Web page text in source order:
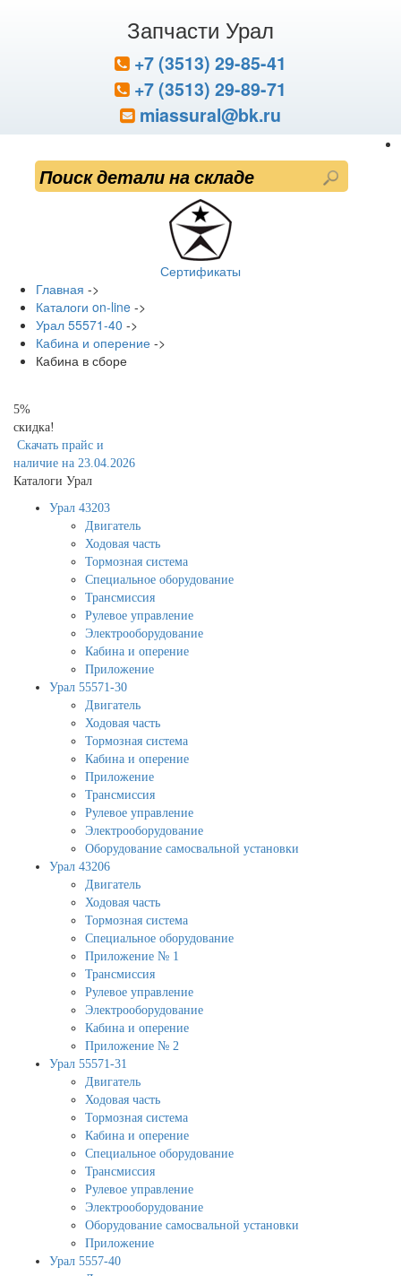
Запчасти Урал
+7 (3513) 29-85-41
+7 (3513) 29-89-71
miassural@bk.ru
Сертификаты
Главная ->
Каталоги on-line ->
Урал 55571-40 ->
Кабина и оперение ->
Кабина в сборе
5%
скидка!
Скачать прайс и
наличие на 23.04.2026
Каталоги Урал
Урал 43203
Двигатель
Ходовая часть
Тормозная система
Специальное оборудование
Трансмиссия
Рулевое управление
Электрооборудование
Кабина и оперение
Приложение
Урал 55571-30
Двигатель
Ходовая часть
Тормозная система
Кабина и оперение
Приложение
Трансмиссия
Рулевое управление
Электрооборудование
Оборудование самосвальной установки
Урал 43206
Двигатель
Ходовая часть
Тормозная система
Специальное оборудование
Приложение № 1
Трансмиссия
Рулевое управление
Электрооборудование
Кабина и оперение
Приложение № 2
Урал 55571-31
Двигатель
Ходовая часть
Тормозная система
Кабина и оперение
Специальное оборудование
Трансмиссия
Рулевое управление
Электрооборудование
Оборудование самосвальной установки
Приложение
Урал 5557-40